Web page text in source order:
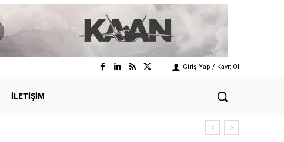
Giriş Yap / Kayıt Ol
İLETIŞIM